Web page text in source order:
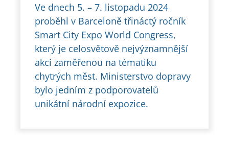
Ve dnech 5. – 7. listopadu 2024
proběhl v Barceloně třináctý ročník
Smart City Expo World Congress,
který je celosvětově nejvýznamnější
akcí zaměřenou na tématiku
chytrých měst. Ministerstvo dopravy
bylo jedním z podporovatelů
unikátní národní expozice.